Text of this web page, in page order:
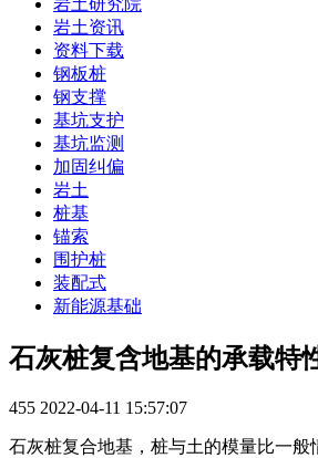
岩土研究院
岩土资讯
资料下载
钢板桩
钢支撑
基坑支护
基坑监测
加固纠偏
岩土
桩基
锚索
围护桩
装配式
新能源基础
石灰桩复含地基的承载特
455 2022-04-11 15:57:07
石灰桩复合地基，桩与土的模量比一般